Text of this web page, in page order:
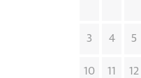
3 4 5
10 11 12